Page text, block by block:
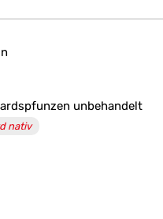
unbehandelt
nativ